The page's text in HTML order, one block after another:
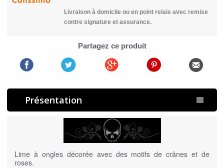
Livraison à domicile ou en point relais avec remise
contre signature et assurance.
Partagez ce produit
Présentation
Lime à ongles décorée avec des motifs de crânes et de
roses.